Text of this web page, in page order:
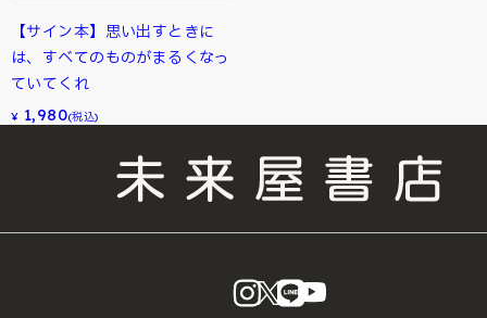
【サイン本】思い出すときに
は、すべてのものがまるくなっ
ていてくれ
¥ 1,980(税込)
instagram
X LINE